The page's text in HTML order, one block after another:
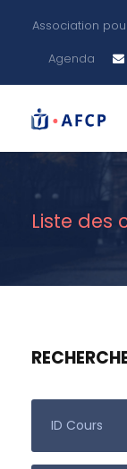
Association
Agenda
Liste des